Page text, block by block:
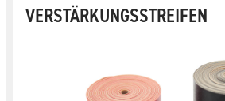
VERSTÄRKUNGSSTREIFEN